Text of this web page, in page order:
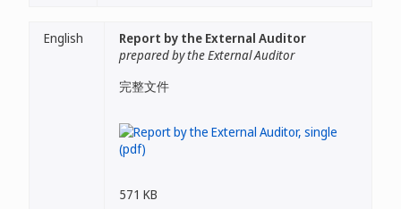
English
Report by the External Auditor
prepared by the External Auditor
完整文件
571 KB